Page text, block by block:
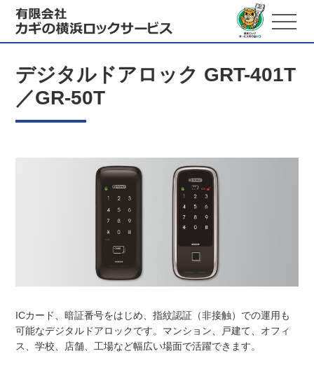
デジタルドアロック GRT-401T
／GR-50T
ICカード、暗証番号をはじめ、指紋認証（非接触）での運用も
可能なデジタルドアロックです。マンション、戸建て、オフィ
ス、学校、店舗、工場など幅広い場面で活躍できます。